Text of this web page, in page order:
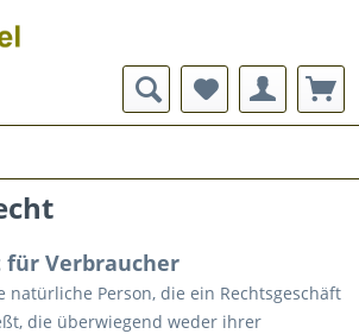
Verbraucher
natürliche Person, die ein Rechtsgeschäft
die überwiegend weder ihrer